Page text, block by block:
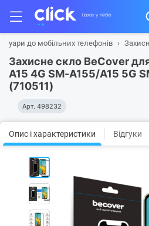
до мобільних телефонів
Захисне скло BeCover
A15 4G SM-A155/A15 5G
(710511)
Арт. 498232
Опис і характеристики Відгуки